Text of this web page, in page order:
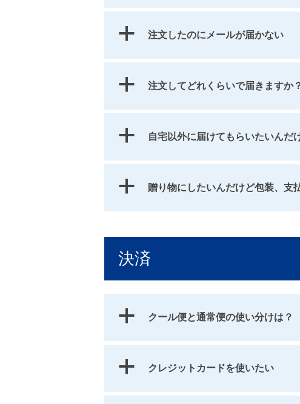
a 注文したのにメールが届かない
a 注文してどれくらいで届きますか
a 自宅以外に届けてもらいたいんだ
a 贈り物にしたいんだけど包装、支
決済
a クール便と通常便の使い分けは？
a クレジットカードを使いたい